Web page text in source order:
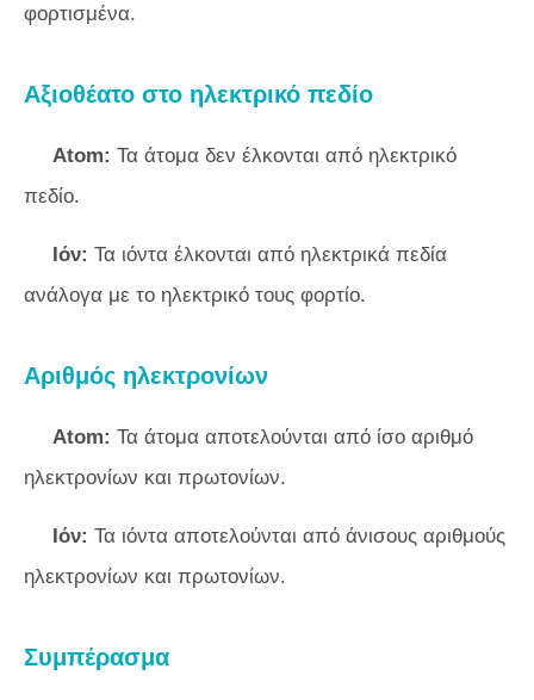
φορτισμένα.
Αξιοθέατο στο ηλεκτρικό πεδίο
Atom: Τα άτομα δεν έλκονται από ηλεκτρικό
πεδίο.
Ιόν: Τα ιόντα έλκονται από ηλεκτρικά πεδία
ανάλογα με το ηλεκτρικό τους φορτίο.
Αριθμός ηλεκτρονίων
Atom: Τα άτομα αποτελούνται από ίσο αριθμό
ηλεκτρονίων και πρωτονίων.
Ιόν: Τα ιόντα αποτελούνται από άνισους αριθμούς
ηλεκτρονίων και πρωτονίων.
Συμπέρασμα